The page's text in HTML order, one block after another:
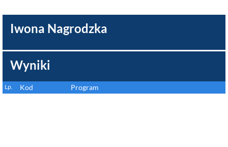
Iwona Nagrodzka
Wyniki
Lp. Kod Program